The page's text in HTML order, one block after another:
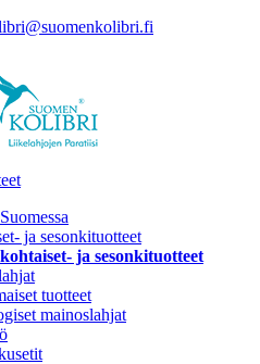
ja sesonkituotteet
ja sesonkituotteet
tuotteet
mainoslahjat